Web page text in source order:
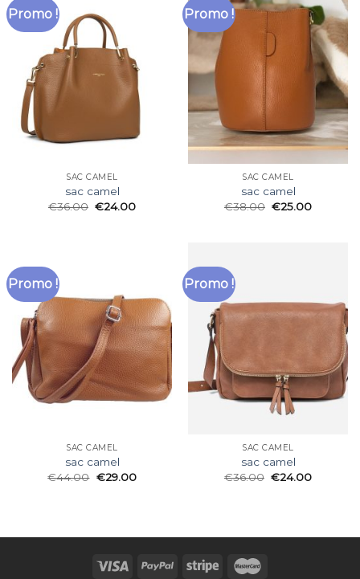
Promo !
SAC CAMEL
sac camel
€36.00 €24.00
Promo !
SAC CAMEL
sac camel
€38.00 €25.00
Promo !
SAC CAMEL
sac camel
€44.00 €29.00
Promo !
SAC CAMEL
sac camel
€36.00 €24.00